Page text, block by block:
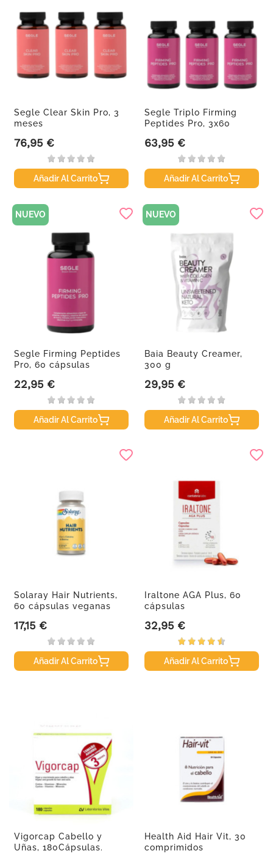
Segle Clear Skin Pro, 3
meses
Precio
76,95 €
Añadir Al Carrito
Segle Triplo Firming
Peptides Pro, 3x60
Precio
63,95 €
Añadir Al Carrito
Segle Firming Peptides
Pro, 60 cápsulas
Precio
22,95 €
Añadir Al Carrito
NUEVO
Baia Beauty Creamer,
300 g
Precio
29,95 €
Añadir Al Carrito
NUEVO
Solaray Hair Nutrients,
60 cápsulas veganas
Precio
17,15 €
Añadir Al Carrito
Iraltone AGA Plus, 60
cápsulas
Precio
32,95 €
Añadir Al Carrito
Vigorcap Cabello y
Uñas, 180Cápsulas.
Health Aid Hair Vit, 30
comprimidos